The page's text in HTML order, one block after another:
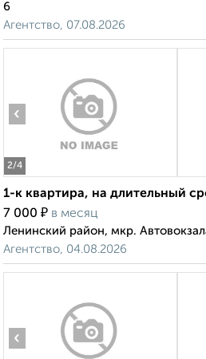
6
Агентство, 07.08.2026
2/4
‹
1-к квартира, на длительный
7 000 ₽ в месяц
Ленинский район, мкр.
Агентство, 04.08.2026
‹